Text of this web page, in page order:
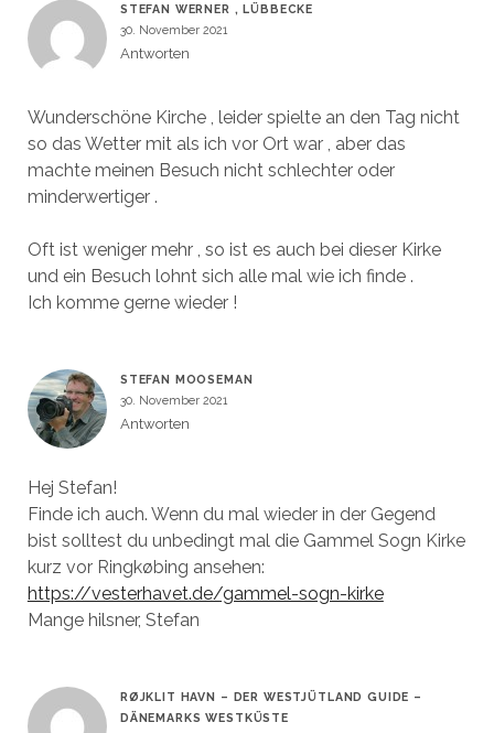
STEFAN WERNER , LÜBBECKE
30. November 2021
Antworten
Wunderschöne Kirche , leider spielte an den Tag nicht
so das Wetter mit als ich vor Ort war , aber das
machte meinen Besuch nicht schlechter oder
minderwertiger .
Oft ist weniger mehr , so ist es auch bei dieser Kirke
und ein Besuch lohnt sich alle mal wie ich finde .
Ich komme gerne wieder !
STEFAN MOOSEMAN
30. November 2021
Antworten
Hej Stefan!
Finde ich auch. Wenn du mal wieder in der Gegend
bist solltest du unbedingt mal die Gammel Sogn Kirke
kurz vor Ringkøbing ansehen:
https://vesterhavet.de/gammel-sogn-kirke
Mange hilsner, Stefan
RØJKLIT HAVN – DER WESTJÜTLAND GUIDE –
DÄNEMARKS WESTKÜSTE